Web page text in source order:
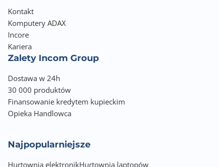
Kontakt
Komputery ADAX
Incore
Kariera
Zalety Incom Group
Dostawa w 24h
30 000 produktów
Finansowanie kredytem kupieckim
Opieka Handlowca
Najpopularniejsze
Hurtownia elektronikHurtownia laptopów